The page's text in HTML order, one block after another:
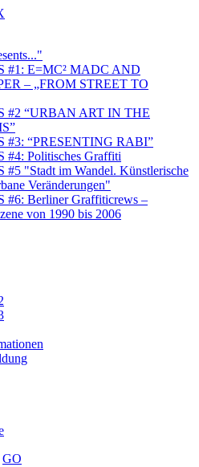
#1: E=MC² MADC AND
– „FROM STREET TO
#2 “URBAN ART IN THE
#3: “PRESENTING RABI”
#4: Politisches Graffiti
#5 "Stadt im Wandel. Künstlerische
Veränderungen"
#6: Berliner Graffiticrews –
von 1990 bis 2006
GO